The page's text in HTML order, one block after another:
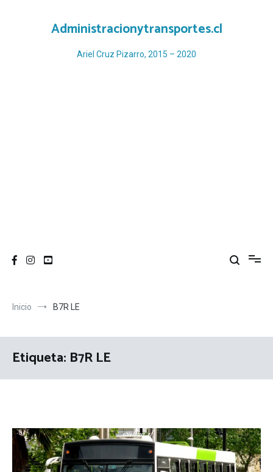
Administracionytransportes.cl
Ariel Cruz Pizarro, 2015 – 2020
Inicio B7R LE
Etiqueta: B7R LE